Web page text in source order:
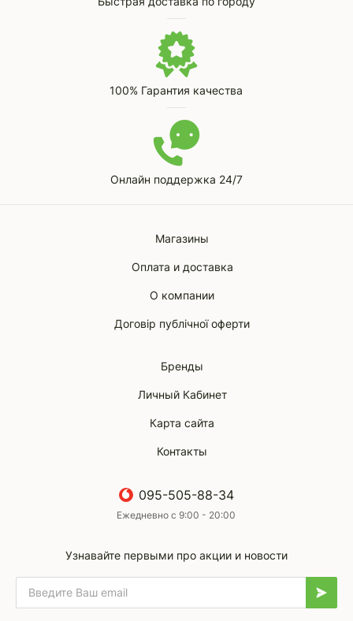
100% Гарантия качества
Онлайн поддержка 24/7
Магазины
Оплата и доставка
О компании
Договір публічної оферти
Бренды
Личный Кабинет
Карта сайта
Контакты
095-505-88-34
Ежедневно с 9:00 - 20:00
Узнавайте первыми про акции и новости